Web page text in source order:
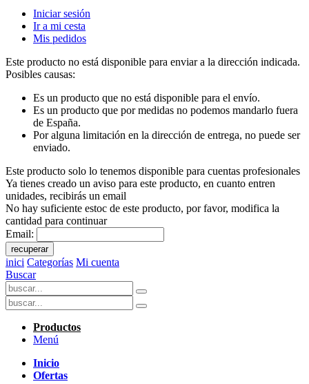
Iniciar sesión
Ir a mi cesta
Mis pedidos
Este producto no está disponible para enviar a la dirección indicada.
Posibles causas:
Es un producto que no está disponible para el envío.
Es un producto que por medidas no podemos mandarlo fuera
de España.
Por alguna limitación en la dirección de entrega, no puede ser
enviado.
Este producto solo lo tenemos disponible para cuentas profesionales
Ya tienes creado un aviso para este producto, en cuanto entren
unidades, recibirás un email
No hay suficiente estoc de este producto, por favor, modifica la
cantidad para continuar
Email:
recuperar
inici Categorías Mi cuenta
Buscar
Productos
Menú
Inicio
Ofertas